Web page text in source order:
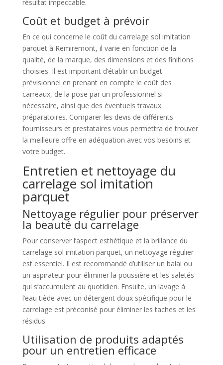
résultat impeccable.
Coût et budget à prévoir
En ce qui concerne le coût du carrelage sol imitation
parquet à Remiremont, il varie en fonction de la
qualité, de la marque, des dimensions et des finitions
choisies. Il est important d’établir un budget
prévisionnel en prenant en compte le coût des
carreaux, de la pose par un professionnel si
nécessaire, ainsi que des éventuels travaux
préparatoires. Comparer les devis de différents
fournisseurs et prestataires vous permettra de trouver
la meilleure offre en adéquation avec vos besoins et
votre budget.
Entretien et nettoyage du
carrelage sol imitation
parquet
Nettoyage régulier pour préserver
la beauté du carrelage
Pour conserver l’aspect esthétique et la brillance du
carrelage sol imitation parquet, un nettoyage régulier
est essentiel. Il est recommandé d’utiliser un balai ou
un aspirateur pour éliminer la poussière et les saletés
qui s’accumulent au quotidien. Ensuite, un lavage à
l’eau tiède avec un détergent doux spécifique pour le
carrelage est préconisé pour éliminer les taches et les
résidus.
Utilisation de produits adaptés
pour un entretien efficace